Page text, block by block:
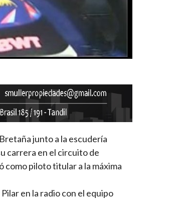
junto a la escudería
carrera en el circuito de
como piloto titular a la máxima
en la radio con el equipo